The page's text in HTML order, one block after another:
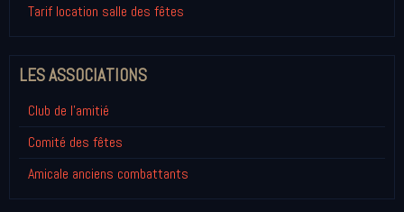
Tarif location salle des fêtes
LES ASSOCIATIONS
Club de l'amitié
Comité des fêtes
Amicale anciens combattants